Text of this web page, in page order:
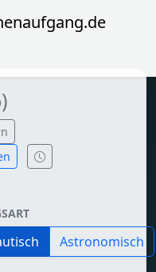
Astronomisch